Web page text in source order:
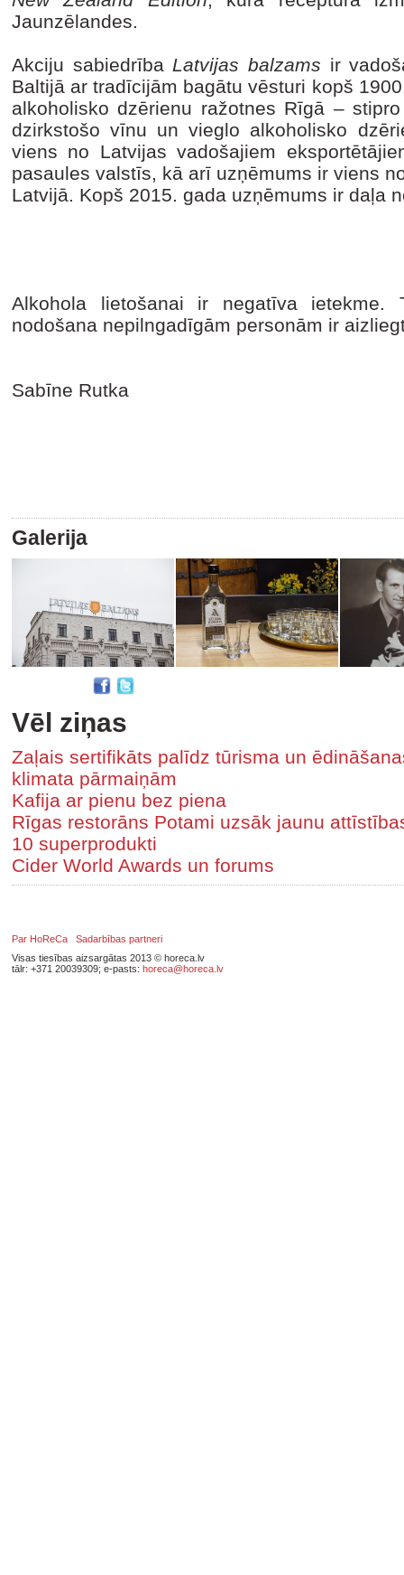
Jaunzēlandes.
Akciju sabiedrība Latvijas balzams ir
Baltijā ar tradīcijām bagātu vēsturi kopš
alkoholisko dzērienu ražotnes Rīgā –
dzirkstošo vīnu un vieglo alkoholisko
viens no Latvijas vadošajiem
pasaules valstīs, kā arī uzņēmums ir viens
Latvijā. Kopš 2015. gada uzņēmums ir daļa
Alkohola lietošanai ir negatīva ietekme.
nodošana nepilngadīgām personām ir
Sabīne Rutka
Galerija
Vēl ziņas
Zaļais sertifikāts palīdz tūrisma un
klimata pārmaiņām
Kafija ar pienu bez piena
Rīgas restorāns Potami uzsāk jaunu
10 superprodukti
Cider World Awards un forums
Par HoReCa
Sadarbības partneri
Visas tiesības aizsargātas 2013 © horeca.lv
tālr: +371 20039309; e-pasts: horeca@horeca.lv